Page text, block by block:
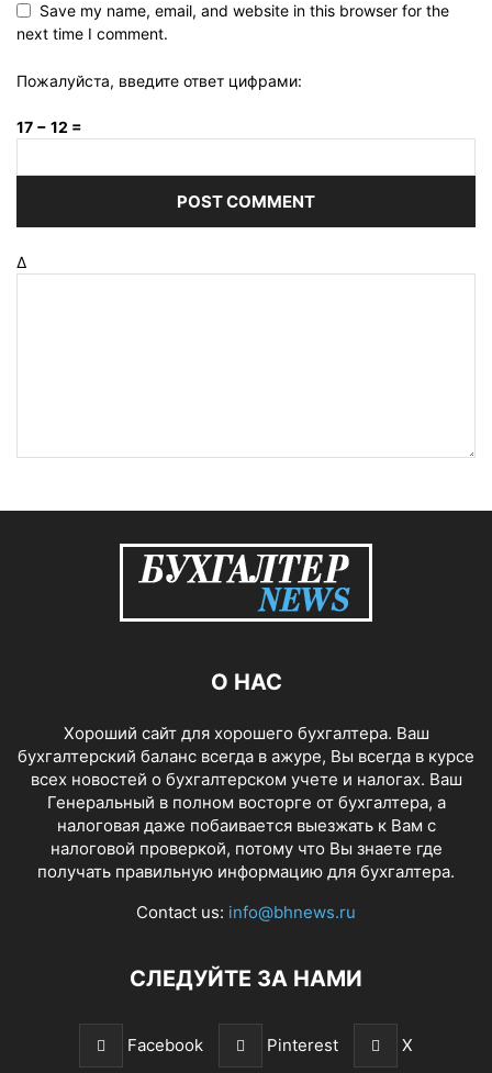
Save my name, email, and website in this browser for the
next time I comment.
Пожалуйста, введите ответ цифрами:
17 − 12 =
Δ
О НАС
Хороший сайт для хорошего бухгалтера. Ваш
бухгалтерский баланс всегда в ажуре, Вы всегда в курсе
всех новостей о бухгалтерском учете и налогах. Ваш
Генеральный в полном восторге от бухгалтера, а
налоговая даже побаивается выезжать к Вам с
налоговой проверкой, потому что Вы знаете где
получать правильную информацию для бухгалтера.
Contact us: info@bhnews.ru
СЛЕДУЙТЕ ЗА НАМИ
Facebook Pinterest X